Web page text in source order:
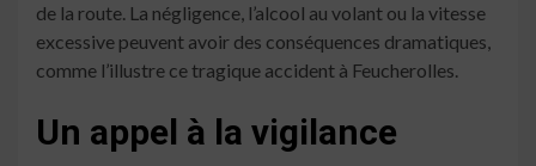
de la route. La négligence, l’alcool au volant ou la vitesse
excessive peuvent avoir des conséquences dramatiques,
comme l’illustre ce tragique accident à Feucherolles.
Un appel à la vigilance